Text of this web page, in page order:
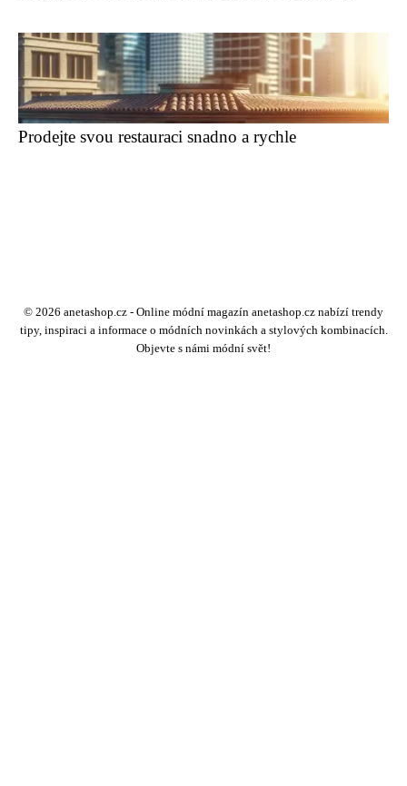
Prodejte svou restauraci snadno a rychle
© 2026 anetashop.cz - Online módní magazín anetashop.cz nabízí trendy
tipy, inspiraci a informace o módních novinkách a stylových kombinacích.
Objevte s námi módní svět!